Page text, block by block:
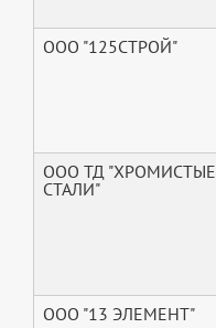
ООО "125СТРОЙ"
ООО ТД "ХРОМИСТЫЕ
СТАЛИ"
ООО "13 ЭЛЕМЕНТ"